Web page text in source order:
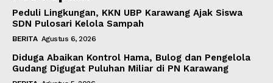
Peduli Lingkungan, KKN UBP Karawang Ajak Siswa
SDN Pulosari Kelola Sampah
BERITA Agustus 6, 2026
Diduga Abaikan Kontrol Hama, Bulog dan Pengelola
Gudang Digugat Puluhan Miliar di PN Karawang